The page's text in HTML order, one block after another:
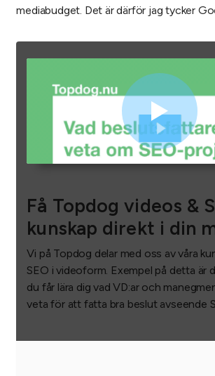
mediabudget. Det är därför jag tycker
Få Topdog videos &
kunskap direkt i din
Vi på Topdog delar med oss av våra
SEO i videoform. Exempel på detta är
du får lära dig vad VD:ar och
veta för att fatta bra beslut avseende